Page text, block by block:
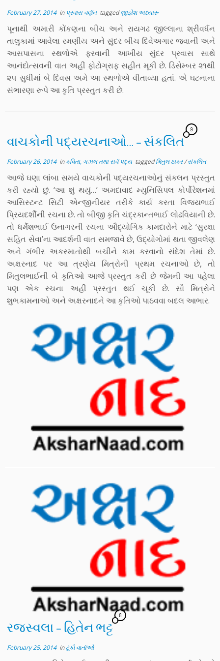
February 27, 2014in પ્રવાસ વર્ણન taggedજીજ્ઞેશ અધ્યારૂ
પૂનાથી અમારી કોંકણના બીચ અને રાયગઢ જીલ્લાના શ્રીવર્ધન
તાલુકામાં આવેલા રમણીય અને સુંદર બીચ દિવેઅગાર જવાની અને
આસપાસના સ્થળોએ ફરવાની આખીય સુંદર પ્રવાસ સાથે
આનંદોત્સવની વાત અહીં ફોટોગ્રાફ સહીત મૂકી છે. ડિસેમ્બર ૨૧થી
૨૫ સુધીમાં બે દિવસ અમે આ સ્થળોએ વીતાવ્યા હતાં. એ ઘટનાના
સંભારણા રૂપે આ કૃતિ પ્રસ્તુત કરી છે.
વાચકોની પદ્યરચનાઓ… – સંકલિત
9
February 26, 2014inકવિતા, ગઝલ તથા સર્વ પદ્ય taggedમિતુલ ઠાકર/સંકલિત
આજે ઘણા લાંબા સમયે વાચકોની પદ્યરચનાઓનું સંકલન પ્રસ્તુત
કરી રહ્યો છું. ‘આ શું થયું…’ અમદાવાદ મ્યુનિસિપલ કોર્પોરેશનમાં
આસિસ્ટન્ટ સિટી એન્જીનીયર તરીકે કાર્ય કરતા વિજયભાઈ
પ્રિયદર્શીની રચના છે. તો બીજી કૃતિ ચંદ્રકાન્તભાઈ લોઢવિયાની છે.
તો ધર્મેશભાઈ ઉનાગરની રચના ઔદ્યોગિક કામદારોને માટે ‘સુરક્ષા
સહિત સેવા’ના આદર્શની વાત સમજાવે છે, ઉદ્યોગોમાં થતા જીવલેણ
અને ગંભીર અકસ્માતોથી બચીને કામ કરવાનો સંદેશ તેમાં છે.
અક્ષરનાદ પર આ ત્રણેય મિત્રોની પ્રથમ રચનાઓ છે, તો
મિતુલભાઈની બે કૃતિઓ આજે પ્રસ્તુત કરી છે જેમની આ પહેલા
પણ એક રચના અહીં પ્રસ્તુત થઈ ચૂકી છે. સૌ મિત્રોને
શુભકામનાઓ અને અક્ષરનાદને આ કૃતિઓ પાઠવવા બદલ આભાર.
રજસ્વલા – હિતેન ભટ્ટ
8
February 25, 2014inટૂંકી વાર્તાઓ